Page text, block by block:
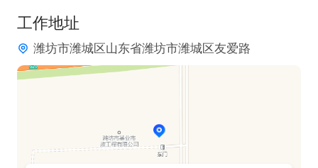
工作地址
潍坊市潍城区山东省潍坊市潍城区友爱路